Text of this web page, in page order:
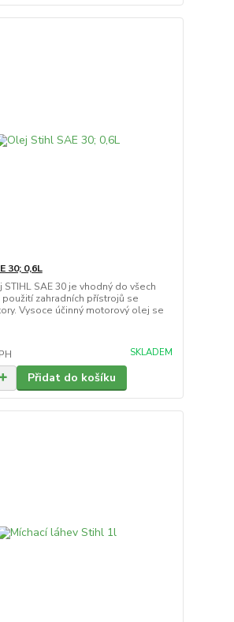
30; 0,6L
SAE 30 je vhodný do všech
zahradních přístrojů se
Vysoce účinný motorový olej se
SKLADEM
Přidat do košíku